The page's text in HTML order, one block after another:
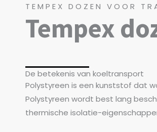
TEMPEX DOZEN VOOR
Tempex
De betekenis van koeltransport
Polystyreen is een kunststof dat
Polystyreen wordt best lang
thermische isolatie-